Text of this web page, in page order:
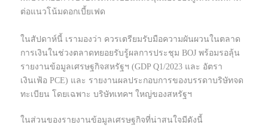
ต่อแนวโน้มดอกเบี้ยเฟด
ในสัปดาห์นี้ เรามองว่า ควรเตรียมรับมือความผันผวนในตลาด
การเงินในช่วงตลาดทยอยรับรู้ผลการประชุม BOJ พร้อมรอลุ้น
รายงานข้อมูลเศรษฐกิจสหรัฐฯ (GDP Q1/2023 และ อัตรา
เงินเฟ้อ PCE) และ รายงานผลประกอบการของบรรดาบริษัทจด
ทะเบียน โดยเฉพาะ บริษัทเทคฯ ใหญ่ของสหรัฐฯ
ในส่วนของรายงานข้อมูลเศรษฐกิจที่น่าสนใจมีดังนี้